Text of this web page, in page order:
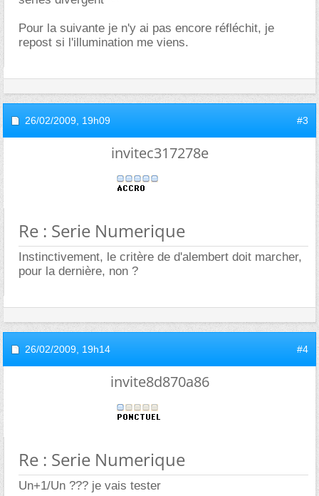
Pour la suivante je n'y ai pas encore réfléchit, je
repost si l'illumination me viens.
26/02/2009, 19h09 #3
invitec317278e
Re : Serie Numerique
Instinctivement, le critère de d'alembert doit marcher,
pour la dernière, non ?
26/02/2009, 19h14 #4
invite8d870a86
Re : Serie Numerique
Un+1/Un ??? je vais tester